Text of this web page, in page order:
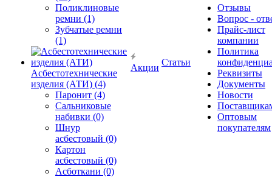
Поликлиновые
ремни (1)
Зубчатые ремни
(1)
Асбестотехнические
изделия (АТИ) (4)
Паронит (4)
Сальниковые
набивки (0)
Шнур
асбестовый (0)
Картон
асбестовый (0)
Асботкани (0)
Акции
Статьи
Отзывы
Вопрос -
Прайс-лист
компании
Политика
Реквизиты
Документы
Новости
Оптовым
покупателям